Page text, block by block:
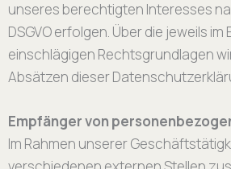
unseres berechtigten Interesses
DSGVO erfolgen. Über die jeweils im
einschlägigen Rechtsgrundlagen
Absätzen dieser
Empfänger von
Im Rahmen unserer